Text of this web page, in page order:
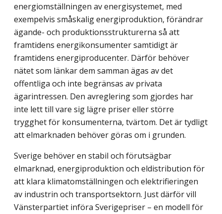
energiomställningen av energi­systemet, med
exempelvis småskalig energiproduktion, förändrar
ägande- och produk­tionsstrukturerna så att
framtidens energikonsumenter samtidigt är
framtidens energiprodu­center. Därför behöver
nätet som länkar dem samman ägas av det
offentliga och inte begränsas av privata
ägarintressen. Den avreglering som gjordes har
inte lett till vare sig lägre priser eller större
trygghet för konsumenterna, tvärtom. Det är tydligt
att elmarknaden behöver göras om i grunden.
Sverige behöver en stabil och förutsägbar
elmarknad, energiproduktion och eldistribu­tion för
att klara klimatomställningen och elektrifieringen
av industrin och transport­sektorn. Just därför vill
Vänsterpartiet införa Sverigepriser – en modell för